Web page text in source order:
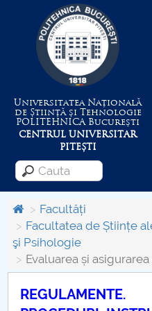
Universitatea Națională
de Știință și Tehnologie
POLITEHNICABucurești
CENTRUL UNIVERSITAR
PITEȘTI
Menu
Despre Universitate
Centrul de Management
Facultăți
Facultatea de Științe
şi Psihologie
Evaluarea și